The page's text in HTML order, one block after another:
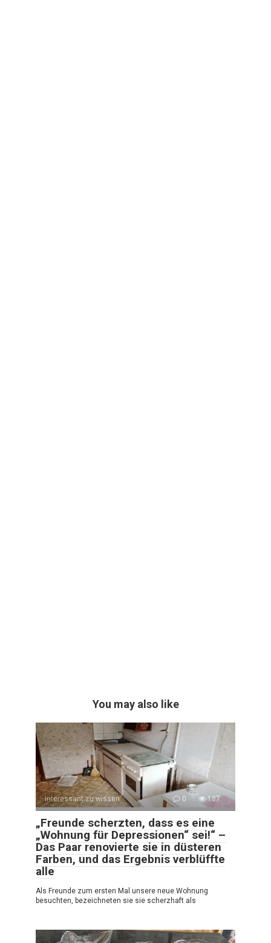
You may also like
Interessant zu wissen 0 187
„Freunde scherzten, dass es eine
„Wohnung für Depressionen“ sei!“ –
Das Paar renovierte sie in düsteren
Farben, und das Ergebnis verblüffte
alle
Als Freunde zum ersten Mal unsere neue Wohnung
besuchten, bezeichneten sie sie scherzhaft als